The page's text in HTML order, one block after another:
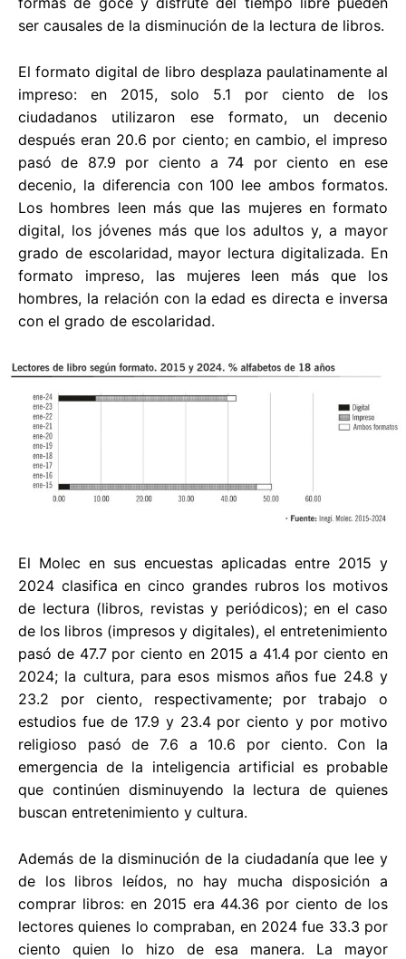
ser causales de la disminución de la lectura de libros.
El formato digital de libro desplaza paulatinamente al
impreso: en 2015, solo 5.1 por ciento de los
ciudadanos utilizaron ese formato, un decenio
después eran 20.6 por ciento; en cambio, el impreso
pasó de 87.9 por ciento a 74 por ciento en ese
decenio, la diferencia con 100 lee ambos formatos.
Los hombres leen más que las mujeres en formato
digital, los jóvenes más que los adultos y, a mayor
grado de escolaridad, mayor lectura digitalizada. En
formato impreso, las mujeres leen más que los
hombres, la relación con la edad es directa e inversa
con el grado de escolaridad.
El Molec en sus encuestas aplicadas entre 2015 y
2024 clasifica en cinco grandes rubros los motivos
de lectura (libros, revistas y periódicos); en el caso
de los libros (impresos y digitales), el entretenimiento
pasó de 47.7 por ciento en 2015 a 41.4 por ciento en
2024; la cultura, para esos mismos años fue 24.8 y
23.2 por ciento, respectivamente; por trabajo o
estudios fue de 17.9 y 23.4 por ciento y por motivo
religioso pasó de 7.6 a 10.6 por ciento. Con la
emergencia de la inteligencia artificial es probable
que continúen disminuyendo la lectura de quienes
buscan entretenimiento y cultura.
Además de la disminución de la ciudadanía que lee y
de los libros leídos, no hay mucha disposición a
comprar libros: en 2015 era 44.36 por ciento de los
lectores quienes lo compraban, en 2024 fue 33.3 por
ciento quien lo hizo de esa manera. La mayor